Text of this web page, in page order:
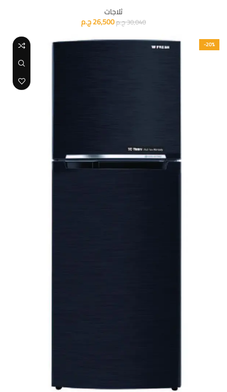
ثلاجات
30,040ج.م26,500ج.م
-20%